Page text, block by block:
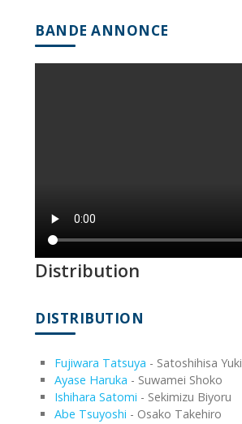
BANDE ANNONCE
Distribution
DISTRIBUTION
Fujiwara Tatsuya - Satoshihisa Yuki
Ayase Haruka - Suwamei Shoko
Ishihara Satomi - Sekimizu Biyoru
Abe Tsuyoshi - Osako Takehiro